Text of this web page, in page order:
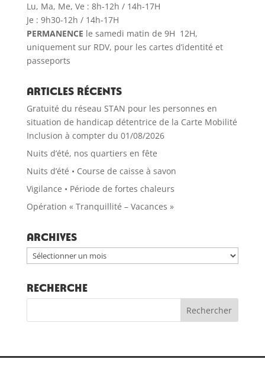
Lu, Ma, Me, Ve : 8h-12h / 14h-17H
Je : 9h30-12h / 14h-17H
PERMANENCE le samedi matin de 9H 12H,
uniquement sur RDV, pour les cartes d’identité et
passeports
Articles récents
Gratuité du réseau STAN pour les personnes en
situation de handicap détentrice de la Carte Mobilité
Inclusion à compter du 01/08/2026
Nuits d’été, nos quartiers en fête
Nuits d’été • Course de caisse à savon
Vigilance • Période de fortes chaleurs
Opération « Tranquillité – Vacances »
Archives
Archives
RECHERCHE